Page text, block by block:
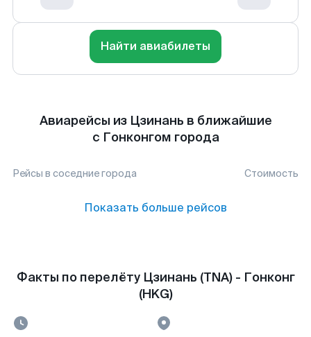
Найти авиабилеты
Авиарейсы из Цзинань в ближайшие
с Гонконгом города
Рейсы в соседние города Стоимость
Показать больше рейсов
Факты по перелёту Цзинань (TNA) - Гонконг
(HKG)